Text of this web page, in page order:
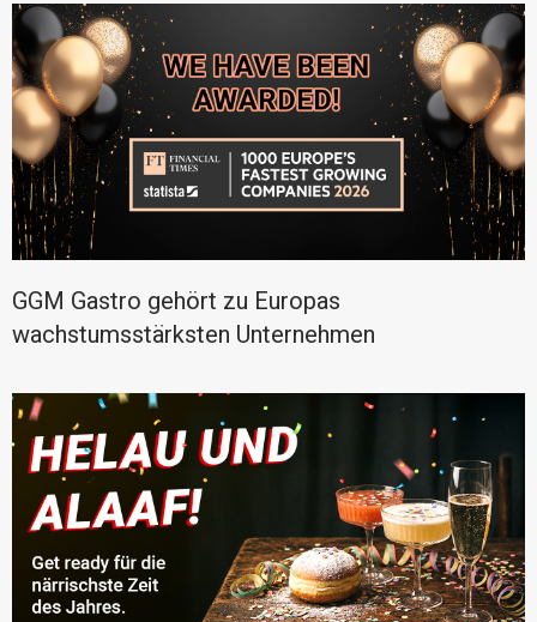
GGM Gastro gehört zu Europas
wachstumsstärksten Unternehmen